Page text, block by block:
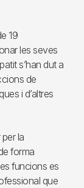
19
les seves
s’han dut a
de
i d’altres
la
forma
funcions es
que